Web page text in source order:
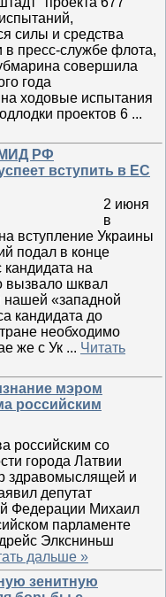
силы и средства
в пресс-службе флота,
совершила
года
ходовые испытания
проектов 6 ...
РФ
вступить в ЕС
2 июня
в
вступление Украины
подал в конце
на
вызвало шквал
нашей «западной
кандидата до
необходимо
же с Ук ... Читать
мэром
российским
российским со
города Латвии
здравомыслящей и
депутат
Федерации Михаил
парламенте
Элксниньш
дальше »
зенитную